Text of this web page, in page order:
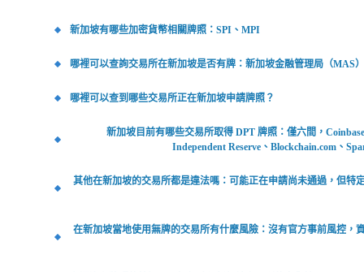
新加坡有哪些加密貨幣相關牌照：SPI、MPI
哪裡可以查詢交易所在新加坡是否有牌：新加坡金融管理局（MAS
哪裡可以查到哪些交易所正在新加坡申請牌照？
新加坡目前有哪些交易所取得 DPT 牌照：僅六間，
Independent Reserve、Blockchain.com、
其他在新加坡的交易所都是違法嗎：可能正在申請尚未通過，但特
在新加坡當地使用無牌的交易所有什麼風險：沒有官方事前風控，